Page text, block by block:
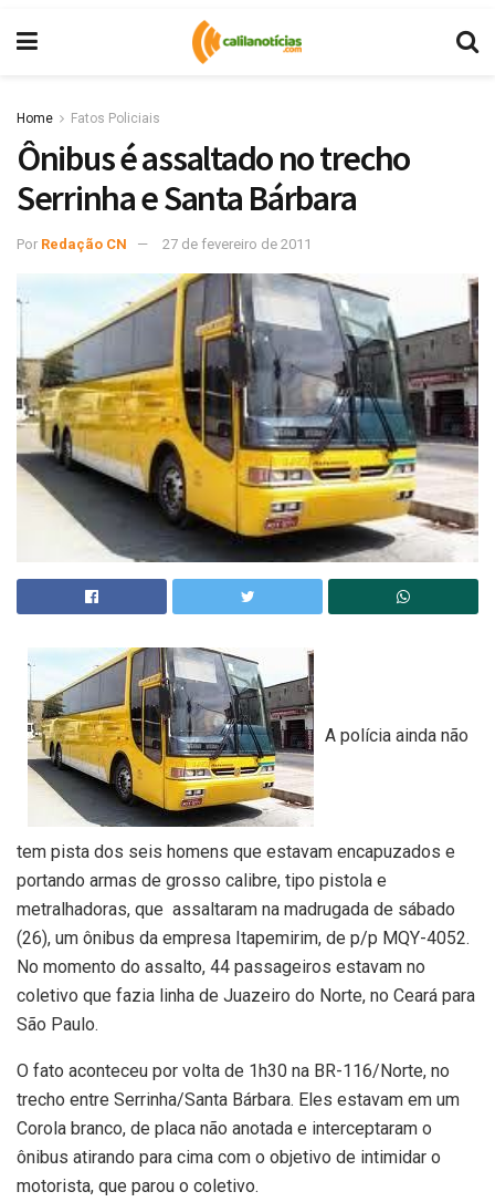
Home Fatos Policiais
Ônibus é assaltado no trecho
Serrinha e Santa Bárbara
Por Redação CN 27 de fevereiro de 2011
A polícia ainda não
tem pista dos seis homens que estavam encapuzados e
portando armas de grosso calibre, tipo pistola e
metralhadoras, que assaltaram na madrugada de sábado
(26), um ônibus da empresa Itapemirim, de p/p MQY-4052.
No momento do assalto, 44 passageiros estavam no
coletivo que fazia linha de Juazeiro do Norte, no Ceará para
São Paulo.
O fato aconteceu por volta de 1h30 na BR-116/Norte, no
trecho entre Serrinha/Santa Bárbara. Eles estavam em um
Corola branco, de placa não anotada e interceptaram o
ônibus atirando para cima com o objetivo de intimidar o
motorista, que parou o coletivo.